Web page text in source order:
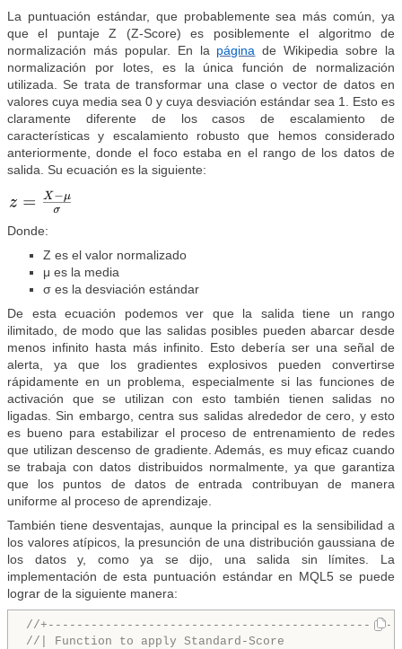
La puntuación estándar, que probablemente sea más común, ya
que el puntaje Z (Z-Score) es posiblemente el algoritmo de
normalización más popular. En la página de Wikipedia sobre la
normalización por lotes, es la única función de normalización
utilizada. Se trata de transformar una clase o vector de datos en
valores cuya media sea 0 y cuya desviación estándar sea 1. Esto es
claramente diferente de los casos de escalamiento de
características y escalamiento robusto que hemos considerado
anteriormente, donde el foco estaba en el rango de los datos de
salida. Su ecuación es la siguiente:
Donde:
Z es el valor normalizado
μ es la media
σ es la desviación estándar
De esta ecuación podemos ver que la salida tiene un rango
ilimitado, de modo que las salidas posibles pueden abarcar desde
menos infinito hasta más infinito. Esto debería ser una señal de
alerta, ya que los gradientes explosivos pueden convertirse
rápidamente en un problema, especialmente si las funciones de
activación que se utilizan con esto también tienen salidas no
ligadas. Sin embargo, centra sus salidas alrededor de cero, y esto
es bueno para estabilizar el proceso de entrenamiento de redes
que utilizan descenso de gradiente. Además, es muy eficaz cuando
se trabaja con datos distribuidos normalmente, ya que garantiza
que los puntos de datos de entrada contribuyan de manera
uniforme al proceso de aprendizaje.
También tiene desventajas, aunque la principal es la sensibilidad a
los valores atípicos, la presunción de una distribución gaussiana de
los datos y, como ya se dijo, una salida sin límites. La
implementación de esta puntuación estándar en MQL5 se puede
lograr de la siguiente manera:
//
//| Function to apply Standard-Score